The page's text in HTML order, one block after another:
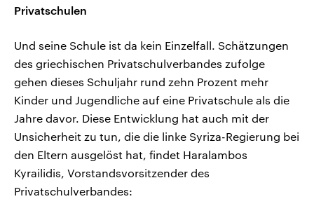
Privatschulen
Und seine Schule ist da kein Einzelfall. Schätzungen
des griechischen Privatschulverbandes zufolge
gehen dieses Schuljahr rund zehn Prozent mehr
Kinder und Jugendliche auf eine Privatschule als die
Jahre davor. Diese Entwicklung hat auch mit der
Unsicherheit zu tun, die die linke Syriza-Regierung bei
den Eltern ausgelöst hat, findet Haralambos
Kyrailidis, Vorstandsvorsitzender des
Privatschulverbandes: